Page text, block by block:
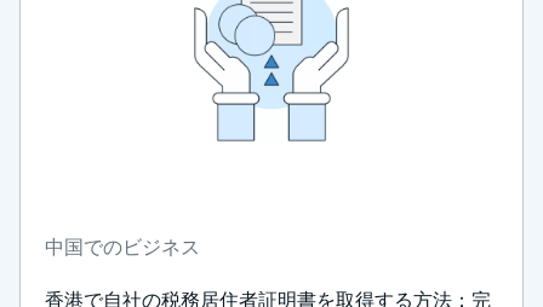
中国でのビジネス
香港で自社の税務居住者証明書を取得する方法：完